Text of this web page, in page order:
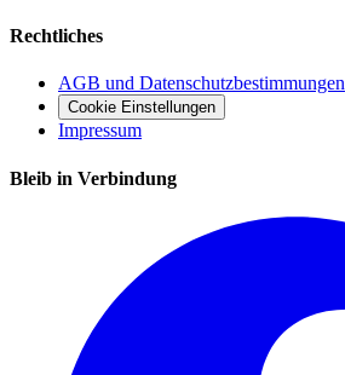
Rechtliches
AGB und Datenschutzbestimmungen
Cookie Einstellungen
Impressum
Bleib in Verbindung